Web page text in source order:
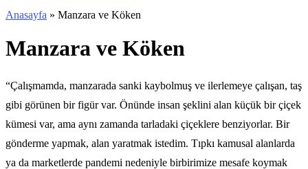
Anasayfa » Manzara ve Köken
Manzara ve Köken
“Çalışmamda, manzarada sanki kaybolmuş ve ilerlemeye çalışan, taş
gibi görünen bir figür var. Önünde insan şeklini alan küçük bir çiçek
kümesi var, ama aynı zamanda tarladaki çiçeklere benziyorlar. Bir
gönderme yapmak, alan yaratmak istedim. Tıpkı kamusal alanlarda
ya da marketlerde pandemi nedeniyle birbirimize mesafe koymak